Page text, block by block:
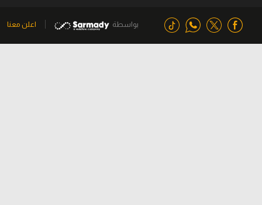
بواسطة اعلن معنا